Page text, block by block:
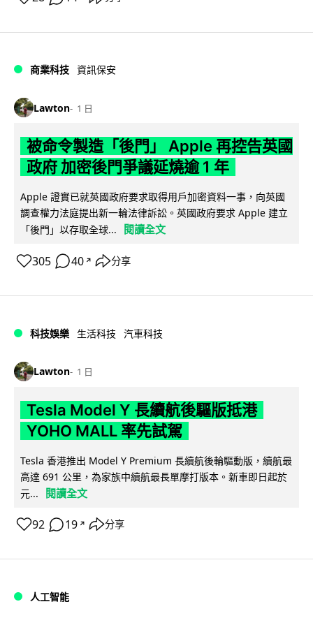
商業科技 資訊保安
Lawton 1 日
被命令製造「後門」 Apple 再控告英國
政府 加密後門爭議延燒逾 1 年
Apple 證實已就英國政府要求取得用戶加密資料一事，向英國
調查權力法庭提出新一輪法律訴訟。英國政府要求 Apple 建立
「後門」以存取全球...
閱讀全文
305 40 ↗ 分享
科技娛樂 生活科技 汽車科技
Lawton 1 日
Tesla Model Y 長續航後驅版抵港
YOHO MALL 率先試駕
Tesla 香港推出 Model Y Premium 長續航後輪驅動版，續航最
高達 691 公里，為家族中續航最長單摩打版本。新車即日起於
元...
閱讀全文
92 19 ↗ 分享
人工智能